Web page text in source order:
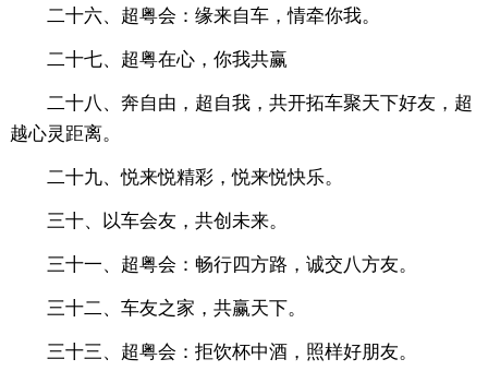
二十六、超粤会：缘来自车，情牵你我。
二十七、超粤在心，你我共赢
二十八、奔自由，超自我，共开拓车聚天下好友，超
越心灵距离。
二十九、悦来悦精彩，悦来悦快乐。
三十、以车会友，共创未来。
三十一、超粤会：畅行四方路，诚交八方友。
三十二、车友之家，共赢天下。
三十三、超粤会：拒饮杯中酒，照样好朋友。